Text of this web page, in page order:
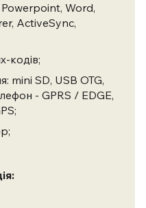
Word,
ActiveSync,
кодів;
mini SD, USB OTG,
- GPRS / EDGE,